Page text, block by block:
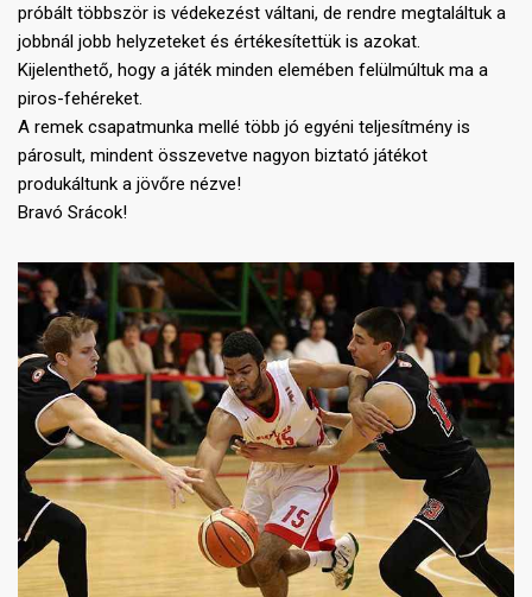
próbált többször is védekezést váltani, de rendre megtaláltuk a
jobbnál jobb helyzeteket és értékesítettük is azokat.
Kijelenthető, hogy a játék minden elemében felülmúltuk ma a
piros-fehéreket.
A remek csapatmunka mellé több jó egyéni teljesítmény is
párosult, mindent összevetve nagyon biztató játékot
produkáltunk a jövőre nézve!
Bravó Srácok!